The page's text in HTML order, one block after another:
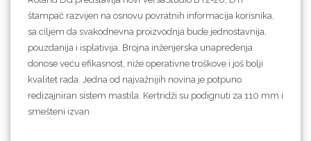
štampač razvijen na osnovu povratnih informacija korisnika,
sa ciljem da svakodnevna proizvodnja bude jednostavnija,
pouzdanija i isplativija. Brojna inženjerska unapređenja
donose veću efikasnost, niže operativne troškove i još bolji
kvalitet rada. Jedna od najvažnijih novina je potpuno
redizajniran sistem mastila. Kertridži su podignuti za 110 mm i
smešteni izvan